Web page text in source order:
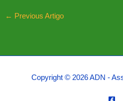
← Previous Artigo
Copyright © 2026 ADN -